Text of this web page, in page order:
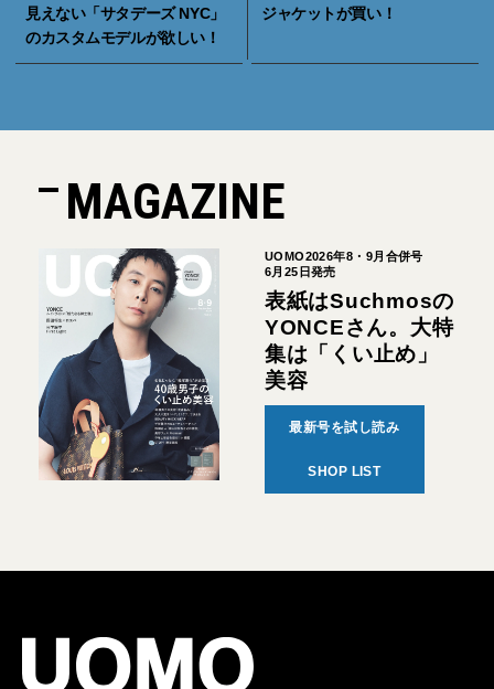
見えない「サタデーズ NYC」
のカスタムモデルが欲しい！
ジャケットが買い！
MAGAZINE
UOMO2026年8・9月合併号
6月25日発売
表紙はSuchmosの
YONCEさん。大特
集は「くい止め」
美容
最新号を試し読み
SHOP LIST